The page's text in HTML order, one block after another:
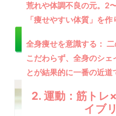
荒れや体調不良の元。2
「痩せやすい体質」を作
全身痩せを意識する：
こだわらず、全身のシェ
とが結果的に一番の近道
2. 運動：筋トレ
イブ
関連